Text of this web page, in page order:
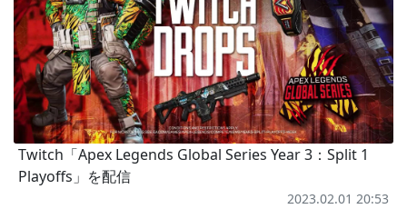
Twitch「Apex Legends Global Series Year 3：Split 1
Playoffs」を配信
2023.02.01 20:53